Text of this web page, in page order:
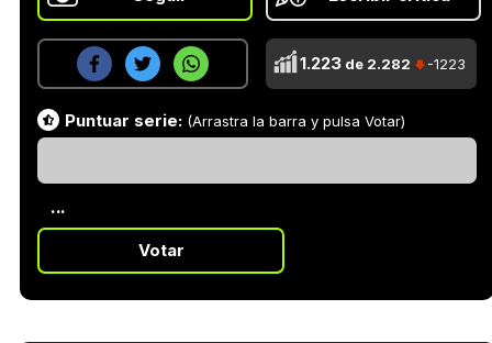
1.223de 2.282 -1223
Puntuar serie: (Arrastra la barra y pulsa Votar)
...
Votar